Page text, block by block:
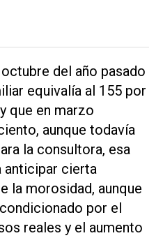
del año pasado
equivalía al 155 por
que en marzo
aunque todavía
la consultora, esa
anticipar cierta
la morosidad, aunque
por el
reales y el aumento